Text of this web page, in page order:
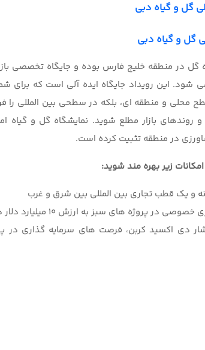
گل و گیاه دبی
گل و گیاه دبی
گل در منطقه خلیج فارس بوده و جایگاه تخصصی
شود. این رویداد جایگاه ایده آلی است که برای
محلی و منطقه ای، بلکه در سطحی بین المللی را
روندهای بازار مطلع شوید. نمایشگاه گل و گیاه
در منطقه تثبیت کرده است.
زیر بهره مند شوید:
و یک قطب تجاری بین المللی بین شرق و غرب
های سبز به ارزش ١٠ میلیارد دلار در سال ٢٠١٤
دی اکسید کربن، فرصت های سرمایه گذاری در